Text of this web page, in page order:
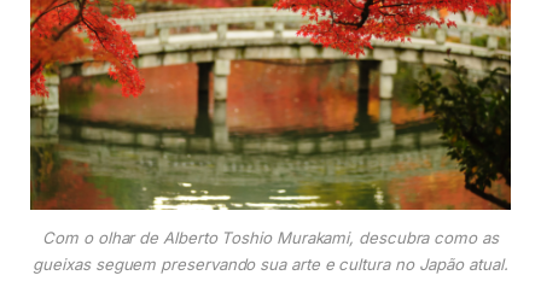
Com o olhar de Alberto Toshio Murakami, descubra como as
gueixas seguem preservando sua arte e cultura no Japão atual.